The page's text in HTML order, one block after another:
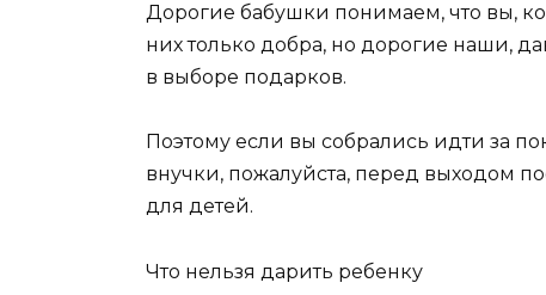
Дорогие бабушки понимаем, что вы,
них только добра, но дорогие наши,
в выборе подарков.
Поэтому если вы собрались идти за
внучки, пожалуйста, перед выходом
для детей.
Что нельзя дарить ребенку